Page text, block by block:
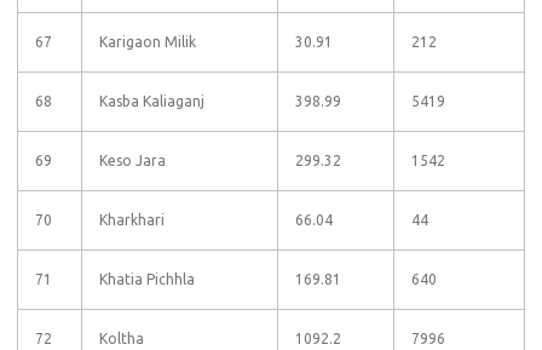
67 Karigaon Milik 30.91 212
68 Kasba Kaliaganj 398.99 5419
69 Keso Jara 299.32 1542
70 Kharkhari 66.04 44
71 Khatia Pichhla 169.81 640
72 Koltha 1092.2 7996